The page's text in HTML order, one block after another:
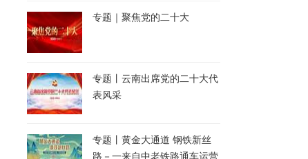
专题｜聚焦党的二十大
专题丨云南出席党的二十大代
表风采
专题丨黄金大通道 钢铁新丝
路－一来自中老铁路通车运营